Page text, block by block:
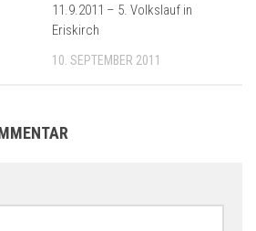
11.9.2011 – 5. Volkslauf in
Eriskirch
10. SEPTEMBER 2011